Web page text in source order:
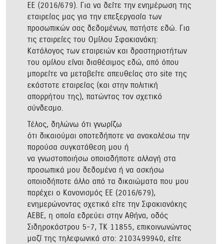
ΕΕ (2016/679). Για να δείτε την ενημέρωση της
εταιρείας μας για την επεξεργασία των
προσωπικών σας δεδομένων, πατήστε εδώ. Για
τις εταιρείες του Ομίλου Σφακιανάκη:
Κατάλογος των εταιρειών και δραστηριοτήτων
του ομίλου είναι διαθέσιμος εδώ, από όπου
μπορείτε να μεταβείτε απευθείας στο site της
εκάστοτε εταιρείας (και στην πολιτική
απορρήτου της), πατώντας τον σχετικό
σύνδεσμο.
Τέλος, δηλώνω ότι γνωρίζω
ότι δικαιούμαι οποτεδήποτε να ανακαλέσω την
παρούσα συγκατάθεση μου ή
να γνωστοποιήσω οποιαδήποτε αλλαγή στα
προσωπικά μου δεδομένα ή να ασκήσω
οποιοδήποτε άλλο από τα δικαιώματα που μου
παρέχει ο Κανονισμός ΕΕ (2016/679),
ενημερώνοντας σχετικά είτε την Σφακιανάκης
ΑΕΒΕ, η οποία εδρεύει στην Αθήνα, οδός
Σιδηροκάστρου 5-7, ΤΚ 11855, επικοινωνώντας
μαζί της τηλεφωνικά στο: 2103499940, είτε